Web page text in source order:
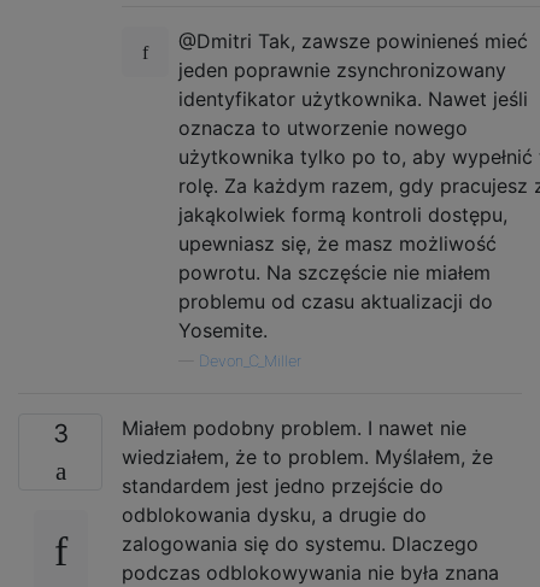
@Dmitri Tak, zawsze powinieneś mieć
jeden poprawnie zsynchronizowany
identyfikator użytkownika. Nawet jeśli
oznacza to utworzenie nowego
użytkownika tylko po to, aby wypełnić
rolę. Za każdym razem, gdy pracujesz
jakąkolwiek formą kontroli dostępu,
upewniasz się, że masz możliwość
powrotu. Na szczęście nie miałem
problemu od czasu aktualizacji do
Yosemite.
Devon_C_Miller
3
Miałem podobny problem. I nawet nie
wiedziałem, że to problem. Myślałem, że
standardem jest jedno przejście do
odblokowania dysku, a drugie do
zalogowania się do systemu. Dlaczego
podczas odblokowywania nie była znana